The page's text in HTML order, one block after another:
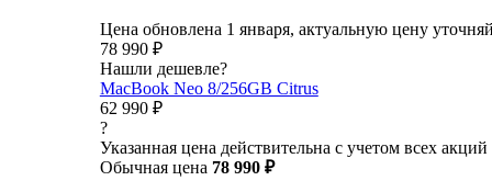
Цена обновлена 1 января, актуальную цену
78 990 ₽
Нашли дешевле?
MacBook Neo 8/256GB Citrus
62 990 ₽
?
Указанная цена действительна с учетом всех акций
Обычная цена 78 990 ₽